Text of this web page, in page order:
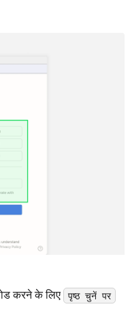
करने के लिए पृष्ठ चुनें पर